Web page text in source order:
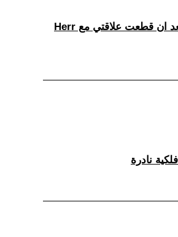
(31) الهامش الأخير بعد ان قطعت علاقتي مع Herr